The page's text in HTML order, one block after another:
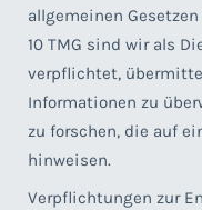
allgemeinen
10 TMG sind wir als
verpflichtet,
Informationen zu
zu forschen, die auf
hinweisen.
Verpflichtungen zur